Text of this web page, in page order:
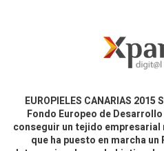
EUROPIELES CANARIAS
Fondo Europeo de
conseguir un tejido
que ha puesto en marcha